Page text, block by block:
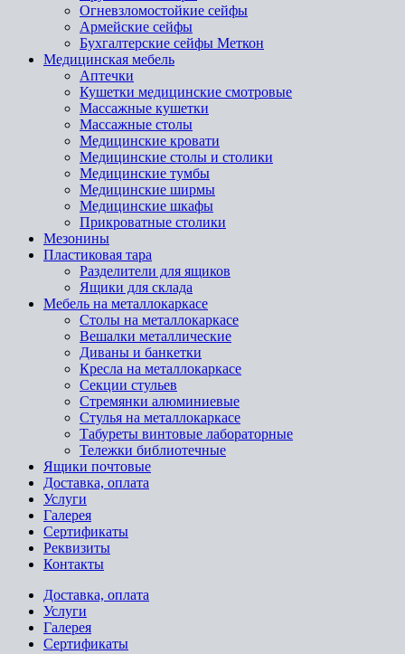
Огневзломостойкие сейфы
Армейские сейфы
Бухгалтерские сейфы Меткон
Медицинская мебель
Аптечки
Кушетки медицинские смотровые
Массажные кушетки
Массажные столы
Медицинские кровати
Медицинские столы и столики
Медицинские тумбы
Медицинские ширмы
Медицинские шкафы
Прикроватные столики
Мезонины
Пластиковая тара
Разделители для ящиков
Ящики для склада
Мебель на металлокаркасе
Cтолы на металлокаркасе
Вешалки металлические
Диваны и банкетки
Кресла на металлокаркасе
Секции стульев
Стремянки алюминиевые
Стулья на металлокаркасе
Табуреты винтовые лабораторные
Тележки библиотечные
Ящики почтовые
Доставка, оплата
Услуги
Галерея
Сертификаты
Реквизиты
Контакты
Доставка, оплата
Услуги
Галерея
Сертификаты